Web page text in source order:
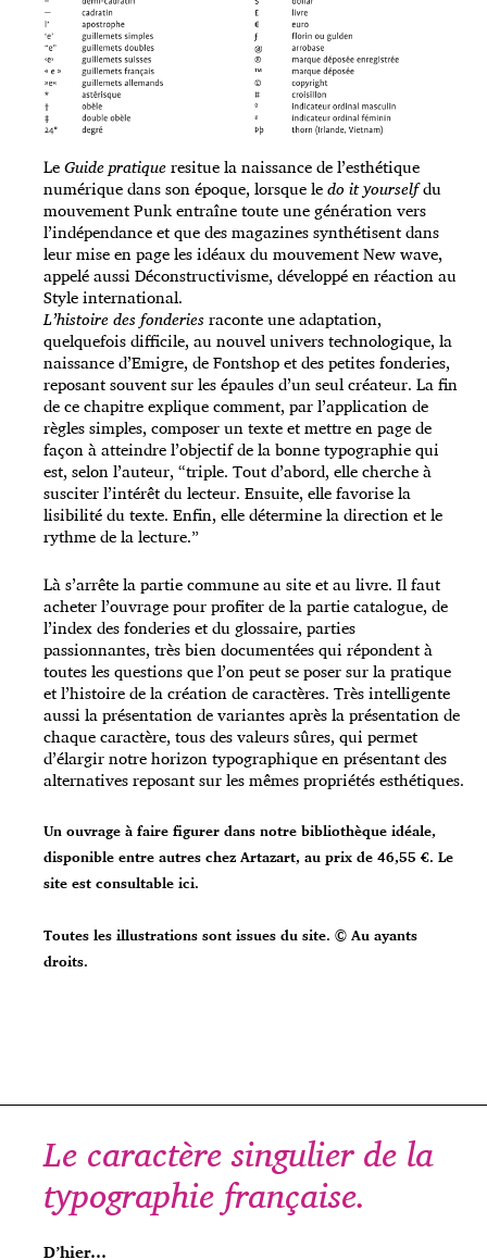
LeGuide pratiqueresitue la naissance de l’esthétique
numérique dans son époque, lorsque ledo it yourselfdu
mouvement Punk entraîne toute une génération vers
l’indépendance et que des magazines synthétisent dans
leur mise en page les idéaux du mouvement New wave,
appelé aussi Déconstructivisme, développé en réaction au
Style international.
L’histoire des fonderiesraconte une adaptation,
quelquefois difficile, au nouvel univers technologique, la
naissance d’Emigre, de Fontshop et des petites fonderies,
reposant souvent sur les épaules d’un seul créateur. La fin
de ce chapitre explique comment, par l’application de
règles simples, composer un texte et mettre en page de
façon à atteindre l’objectif de la bonne typographie qui
est, selon l’auteur, “triple. Tout d’abord, elle cherche à
susciter l’intérêt du lecteur. Ensuite, elle favorise la
lisibilité du texte. Enfin, elle détermine la direction et le
rythme de la lecture.”
Là s’arrête la partie commune au site et au livre. Il faut
acheter l’ouvrage pour profiter de la partie catalogue, de
l’index des fonderies et du glossaire, parties
passionnantes, très bien documentées qui répondent à
toutes les questions que l’on peut se poser sur la pratique
et l’histoire de la création de caractères. Très intelligente
aussi la présentation de variantes après la présentation de
chaque caractère, tous des valeurs sûres, qui permet
d’élargir notre horizon typographique en présentant des
alternatives reposant sur les mêmes propriétés esthétiques.
Un ouvrage à faire figurer dans notre bibliothèque idéale,
disponible entre autres chezArtazart, au prix de 46,55 €. Le
site est consultableici.
Toutes les illustrations sont issues du site. © Au ayants
droits.
Le caractère singulier de la
typographie française.
D’hier…